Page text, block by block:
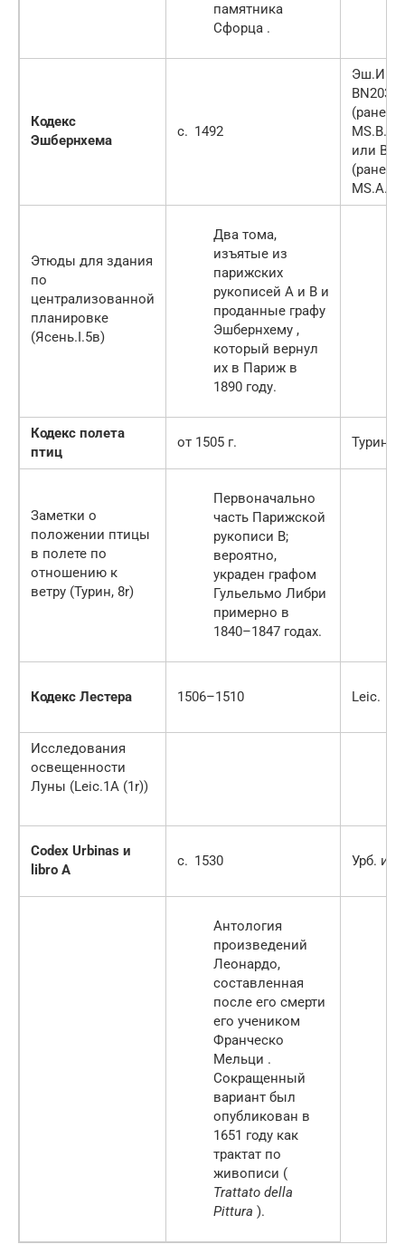
памятника
Сфорца .
Кодекс
Эшбернхема
c. 1492
Эш.И.
BN2037
(ранее
MS.B.);
или
(ранее
MS.A.)
Этюды для здания
по
централизованной
планировке
(Ясень.I.5в)
Два тома,
изъятые из
парижских
рукописей A и B и
проданные графу
Эшбернхему ,
который вернул
их в Париж в
1890 году.
Кодекс полета
птиц
от 1505 г. Турин
Заметки о
положении птицы
в полете по
отношению к
ветру (Турин, 8r)
Первоначально
часть Парижской
рукописи B;
вероятно,
украден графом
Гульельмо Либри
примерно в
1840–1847 годах.
Кодекс Лестера 1506–1510 Leic.
Исследования
освещенности
Луны (Leic.1A (1r))
Codex Urbinas и
libro A
c. 1530 Урб. и L
Антология
произведений
Леонардо,
составленная
после его смерти
его учеником
Франческо
Мельци .
Сокращенный
вариант был
опубликован в
1651 году как
трактат по
живописи (
Trattato della
Pittura ).